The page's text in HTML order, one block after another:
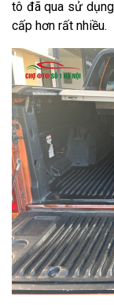
tô đã qua sử
cấp hơn rất nhiều.